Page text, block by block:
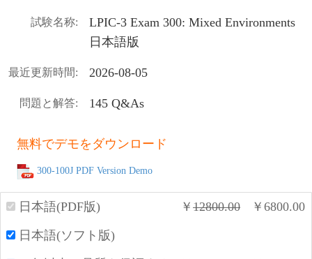
試験名称:
LPIC-3 Exam 300: Mixed Environments
日本語版
最近更新時間: 2026-08-05
問題と解答: 145 Q&As
無料でデモをダウンロード
300-100J PDF Version Demo
日本語(PDF版) ￥ 12800.00 ￥ 6800.00
日本語(ソフト版)